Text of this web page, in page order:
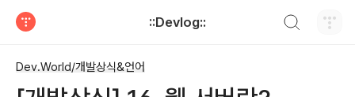
::Devlog::
Dev.World/개발상식&언어